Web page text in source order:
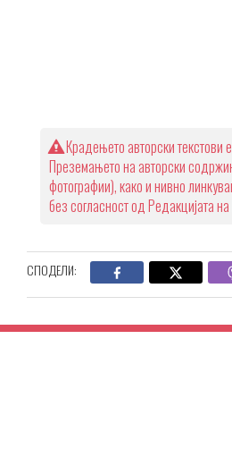
Крадењето авторски текстови
Преземањето на авторски
фотографии), како и нивно
без согласност од Редакцијата
СПОДЕЛИ: